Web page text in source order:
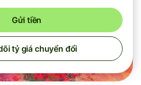
Gửi tiền
tỷ giá chuyển đổi